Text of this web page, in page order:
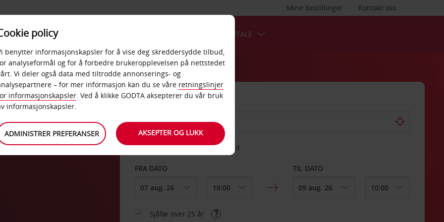
Kontakt oss
Mine bestillinger
PRODUKTER BEDRIFTSAVTALE
HENT FRA
Velg et annet leveringssted
FRA DATO TIL DATO
Sjåfør over 25 år
policy
benytter informasjonskapsler for å vise deg skreddersydde tilbud,
analyseformål og for å forbedre brukeropplevelsen på nettstedet
Vi deler også data med tiltrodde annonserings- og
– for mer informasjon kan du se våre retningslinjer
informasjonskapsler. Ved å klikke GODTA aksepterer du vår bruk
informasjonskapsler.
ADMINISTRER PREFERANSER AKSEPTER OG LUKK